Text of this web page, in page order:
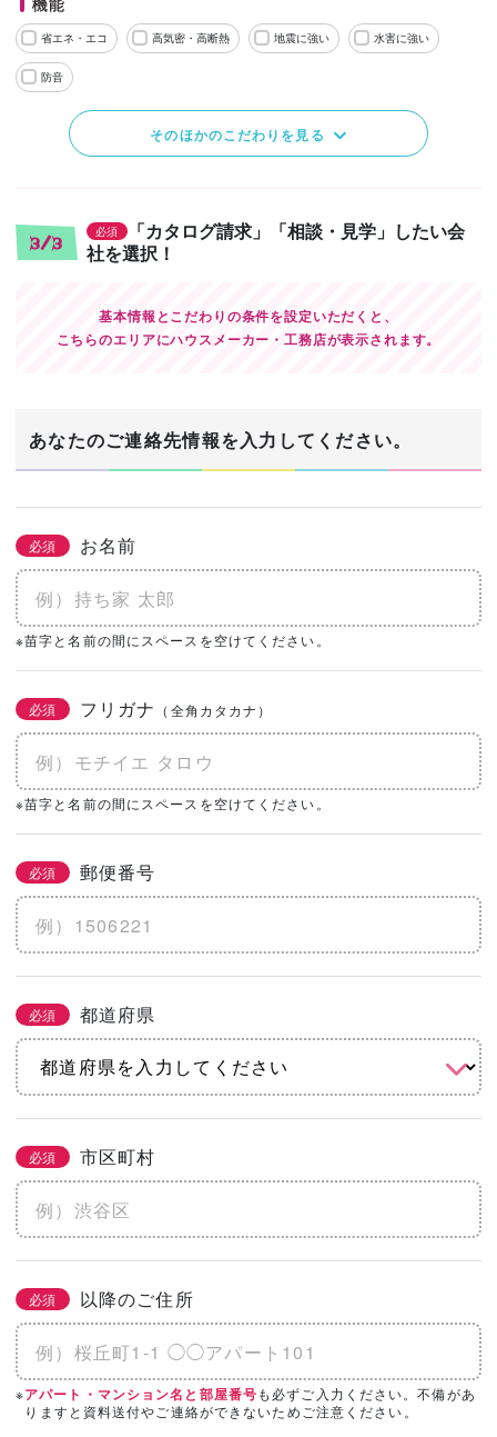
省エネ・エコ 高気密・高断熱 地震に強い 水害に強い
防音
そのほかのこだわりを見る
3/3
必須
「カタログ請求」「相談・見学」したい会
社を選択！
基本情報とこだわりの条件を設定いただくと、
こちらのエリアにハウスメーカー・工務店が表示されます。
あなたのご連絡先情報を入力してください。
必須 お名前
※苗字と名前の間にスペースを空けてください。
必須 フリガナ （全角カタカナ）
※苗字と名前の間にスペースを空けてください。
必須 郵便番号
必須 都道府県
必須 市区町村
必須 以降のご住所
※アパート・マンション名と部屋番号も必ずご入力ください。不備があ
りますと資料送付やご連絡ができないためご注意ください。